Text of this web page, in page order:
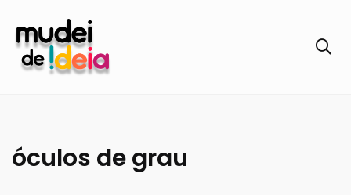
óculos de grau